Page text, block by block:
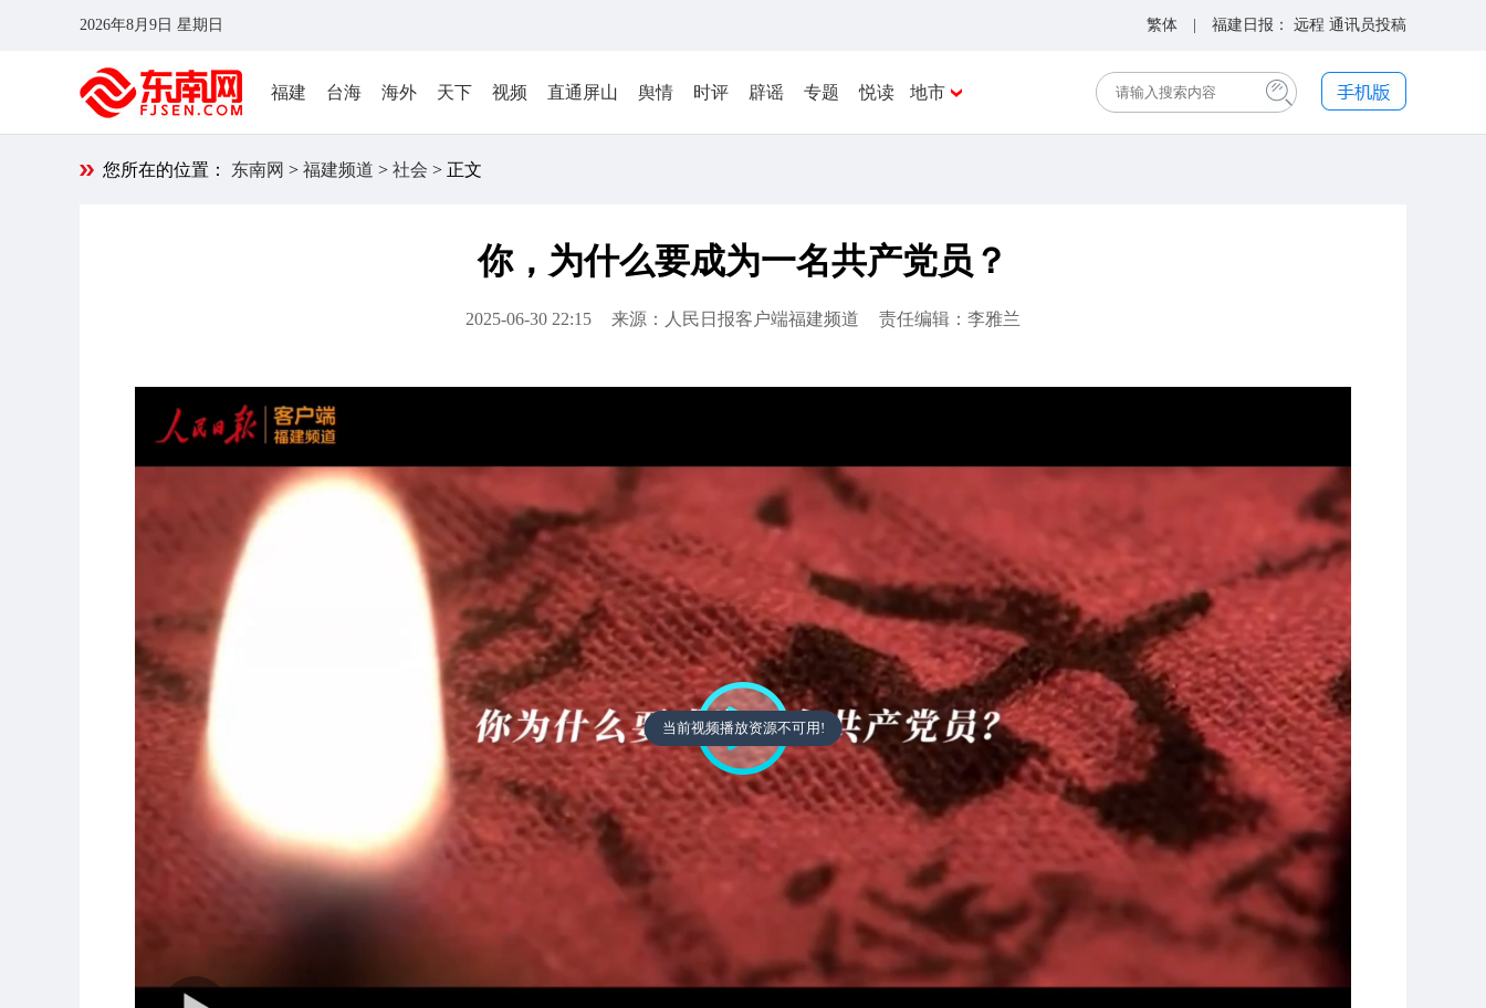
2026年8月9日 星期日 繁体 | 福建日报： 远程 通讯员投稿
福建 台海 海外 天下 视频 直通屏山 舆情 时评 辟谣 专题 悦读 地市
您所在的位置： 东南网 > 福建频道 > 社会 > 正文
你，为什么要成为一名共产党员？
2025-06-30 22:15 来源：人民日报客户端福建频道 责任编辑：李雅兰
当前视频播放资源不可用!